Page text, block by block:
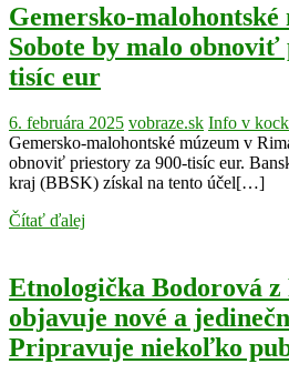
Gemersko-malohontské
Sobote by malo obnoviť
tisíc eur
6. februára 2025 vobraze.sk Info v
Gemersko-malohontské múzeum v
obnoviť priestory za 900-tisíc eur.
kraj (BBSK) získal na tento účel[…]
Čítať ďalej
Etnologička Bodorová z
objavuje nové a
Pripravuje niekoľko